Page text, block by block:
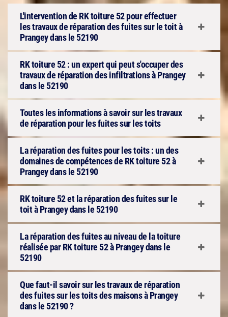
L'intervention de RK toiture 52 pour effectuer
les travaux de réparation des fuites sur le toit à
Prangey dans le 52190
RK toiture 52 : un expert qui peut s'occuper des
travaux de réparation des infiltrations à Prangey
dans le 52190
Toutes les informations à savoir sur les travaux
de réparation pour les fuites sur les toits
La réparation des fuites pour les toits : un des
domaines de compétences de RK toiture 52 à
Prangey dans le 52190
RK toiture 52 et la réparation des fuites sur le
toit à Prangey dans le 52190
La réparation des fuites au niveau de la toiture
réalisée par RK toiture 52 à Prangey dans le
52190
Que faut-il savoir sur les travaux de réparation
des fuites sur les toits des maisons à Prangey
dans le 52190 ?